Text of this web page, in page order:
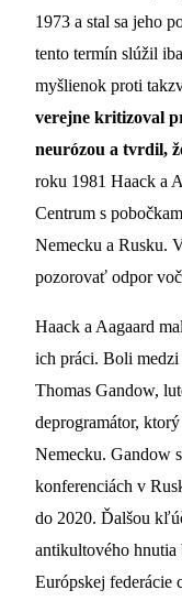
1973 a stal sa jeho
tento termín slúžil
myšlienok proti
verejne kritizoval
neurózou a tvrdil,
roku 1981 Haack a
Centrum s
Nemecku a Rusku.
pozorovať odpor
Haack a Aagaard
ich práci. Boli
Thomas Gandow,
deprogramátor,
Nemecku. Gandow
konferenciách v
do 2020. Ďalšou
antikultového hnutia
Európskej federácie